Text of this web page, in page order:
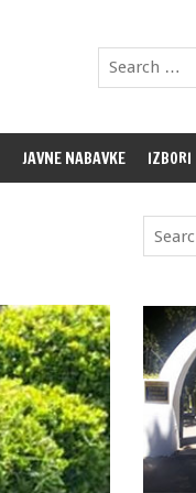
JAVNE NABAVKE IZBORI